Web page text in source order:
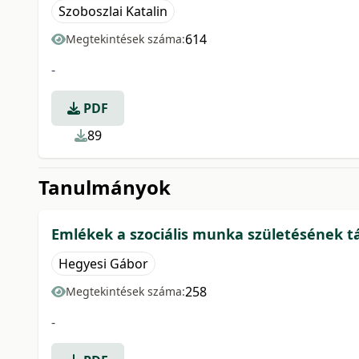
Szoboszlai Katalin
Megtekintések száma:614
-
PDF
89
Tanulmányok
Emlékek a szociális munka születésének
Hegyesi Gábor
Megtekintések száma:258
-